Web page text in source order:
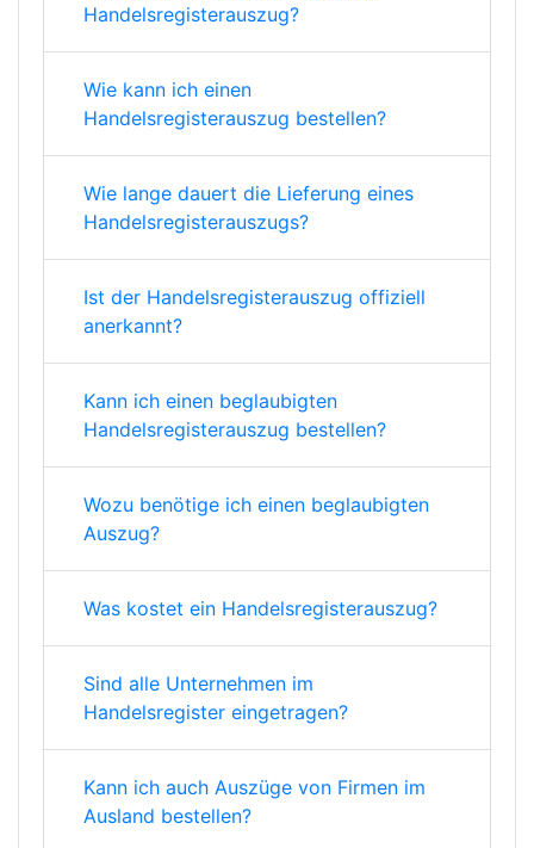
Handelsregisterauszug?
Wie kann ich einen
Handelsregisterauszug bestellen?
Wie lange dauert die Lieferung eines
Handelsregisterauszugs?
Ist der Handelsregisterauszug offiziell
anerkannt?
Kann ich einen beglaubigten
Handelsregisterauszug bestellen?
Wozu benötige ich einen beglaubigten
Auszug?
Was kostet ein Handelsregisterauszug?
Sind alle Unternehmen im
Handelsregister eingetragen?
Kann ich auch Auszüge von Firmen im
Ausland bestellen?